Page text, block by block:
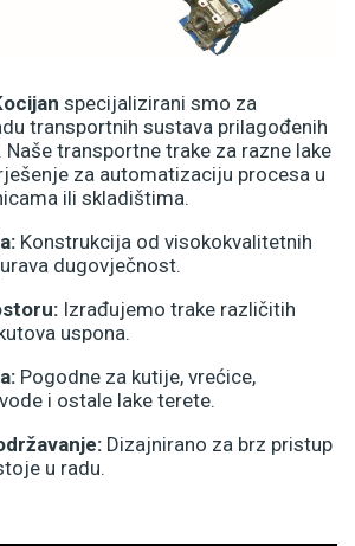
specijalizirani smo za
transportnih sustava prilagođenih
transportne trake za razne lake
za automatizaciju procesa u
ili skladištima.
Konstrukcija od visokokvalitetnih
dugovječnost.
Izrađujemo trake različitih
uspona.
Pogodne za kutije, vrećice,
i ostale lake terete.
Dizajnirano za brz pristup
u radu.